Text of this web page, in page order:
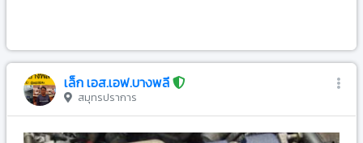
เล็ก เอส.เอฟ.บางพลี
สมุทรปราการ